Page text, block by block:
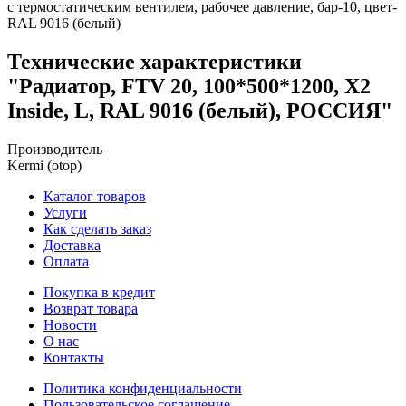
с термостатическим вентилем, рабочее давление, бар-10, цвет-
RAL 9016 (белый)
Технические характеристики
"Радиатор, FTV 20, 100*500*1200, X2
Inside, L, RAL 9016 (белый), РОССИЯ"
Производитель
Kermi (otop)
Каталог товаров
Услуги
Как сделать заказ
Доставка
Оплата
Покупка в кредит
Возврат товара
Новости
О нас
Контакты
Политика конфиденциальности